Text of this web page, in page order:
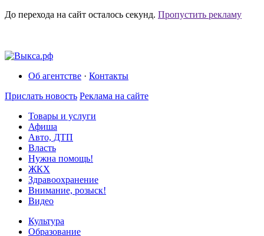
До перехода на сайт осталось секунд. Пропустить рекламу
Об агентстве · Контакты
Прислать новость Реклама на сайте
Товары и услуги
Афиша
Авто, ДТП
Власть
Нужна помощь!
ЖКХ
Здравоохранение
Внимание, розыск!
Видео
Культура
Образование